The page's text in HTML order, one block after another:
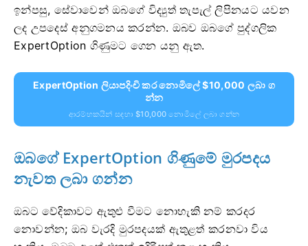
ඉන්පසු, සේවාවෙන් ඔබගේ විද්‍යුත් තැපැල් ලිපිනයට යවන
ලද උපදෙස් අනුගමනය කරන්න. ඔබව ඔබගේ පුද්ගලික
ExpertOption ගිණුමට ගෙන යනු ඇත.
ExpertOption ලියාපදිංචි කර නොමිලේ $10,000 ලබා ග
න්න
ආරම්භකයින් සඳහා $10,000 නොමිලේ ලබා ගන්න
ඔබගේ ExpertOption ගිණුමේ මුරපදය
නැවත ලබා ගන්න
ඔබට වේදිකාවට ඇතුළු වීමට නොහැකි නම් කරදර
නොවන්න; ඔබ වැරදි මුරපදයක් ඇතුළත් කරනවා විය